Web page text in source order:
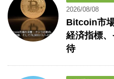
2026/08/08
Bitcoin市
経済指標
待